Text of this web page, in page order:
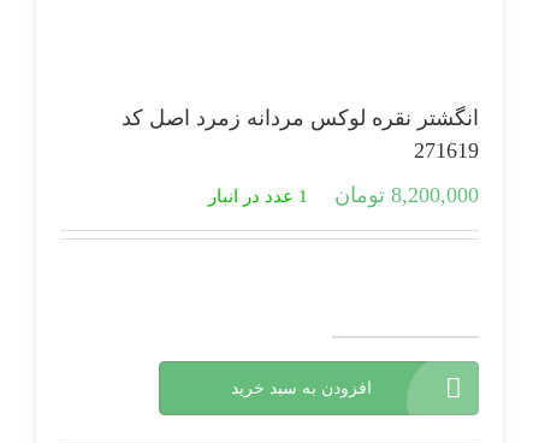
انگشتر نقره لوکس مردانه زمرد اصل کد
271619
8,200,000 تومان 1 عدد در انبار
لوکس
مردانه
افزودن به سبد خرید